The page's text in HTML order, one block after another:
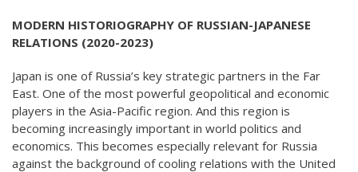
MODERN HISTORIOGRAPHY OF RUSSIAN-JAPANESE
RELATIONS (2020-2023)
Japan is one of Russia’s key strategic partners in the Far
East. One of the most powerful geopolitical and economic
players in the Asia-Pacific region. And this region is
becoming increasingly important in world politics and
economics. This becomes especially relevant for Russia
against the background of cooling relations with the United